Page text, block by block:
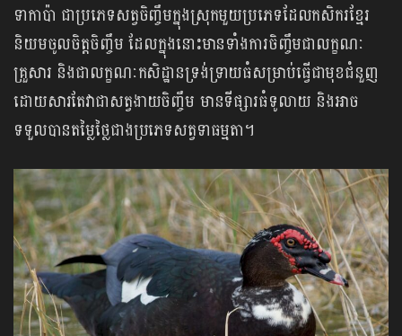
ទាកាប៉ា ជាប្រភេទសត្វចិញ្ចឹមក្នុងស្រុកមួយប្រភេទដែលកសិករខ្មែរ
និយមចូលចិត្តចិញ្ចឹម ដែលក្នុងនោះមានទាំងការចិញ្ចឹមជាលក្ខណៈ
គ្រួសារ និងជាលក្ខណៈកសិដ្ឋានទ្រង់ទ្រាយធំសម្រាប់ធ្វើជាមុខជំនួញ
ដោយសារតែវាជាសត្វងាយចិញ្ចឹម មានទីផ្សារធំទូលាយ និងអាច
ទទួលបានតម្លៃថ្លៃជាងប្រភេទសត្វទាធម្មតា។